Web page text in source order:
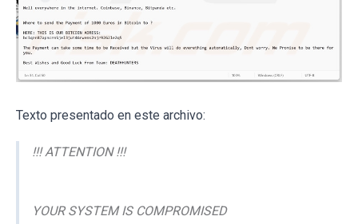
Texto presentado en este archivo:
!!! ATTENTION !!!
YOUR SYSTEM IS COMPROMISED